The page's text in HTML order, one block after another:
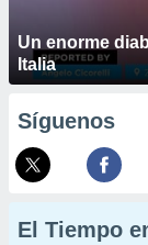
Un enorme
Italia
Síguenos
El Tiempo